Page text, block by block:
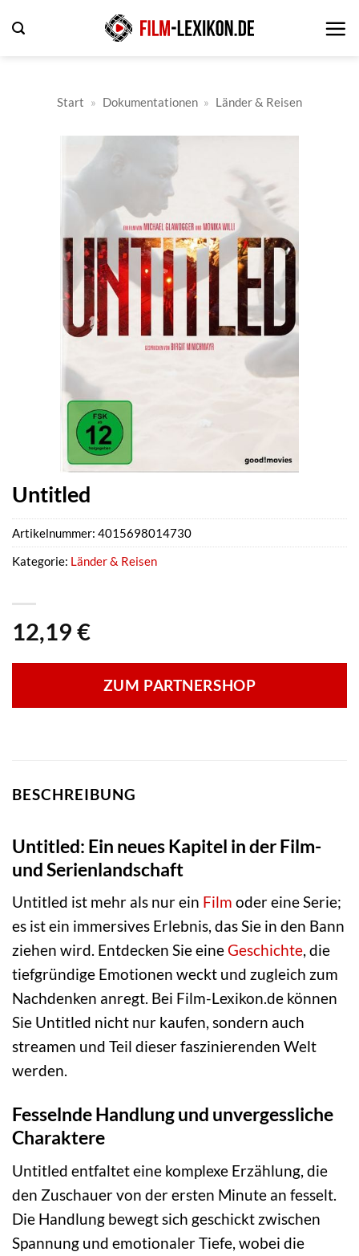
Inhalt
Start » Dokumentationen » Länder & Reisen
Untitled
12,19 €
ZUM PARTNERSHOP
Artikelnummer: 4015698014730
Kategorie: Länder & Reisen
BESCHREIBUNG
Untitled: Ein neues Kapitel in der Film-
und Serienlandschaft
Untitled ist mehr als nur ein Film oder eine Serie;
es ist ein immersives Erlebnis, das Sie in den Bann
ziehen wird. Entdecken Sie eineGeschichte, die
tiefgründige Emotionen weckt und zugleich zum
Nachdenken anregt. Bei Film-Lexikon.de können
Sie Untitled nicht nur kaufen, sondern auch
streamen und Teil dieser faszinierenden Welt
werden.
Fesselnde Handlung und unvergessliche
Charaktere
Untitled entfaltet eine komplexe Erzählung, die
den Zuschauer von der ersten Minute an fesselt.
Die Handlung bewegt sich geschickt zwischen
Spannung und emotionaler Tiefe, wobei die